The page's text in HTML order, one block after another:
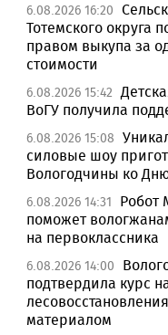
6.08.2026 16:20
Тотемского округа
правом выкупа за
стоимости
6.08.2026 15:42
ВоГУ получила
6.08.2026 15:08
силовые шоу
Вологодчины ко
6.08.2026 14:31
Робот
поможет
на первоклассника
6.08.2026 14:00
подтвердила курс
материалом